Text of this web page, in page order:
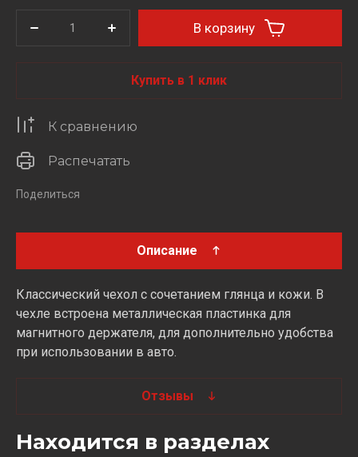
В корзину
Купить в 1 клик
К сравнению
Поделиться
Распечатать
Описание
Классический чехол с сочетанием глянца и кожи. В
чехле встроена металлическая пластинка для
магнитного держателя, для дополнительно удобства
при использовании в авто.
Отзывы
Находится в разделах